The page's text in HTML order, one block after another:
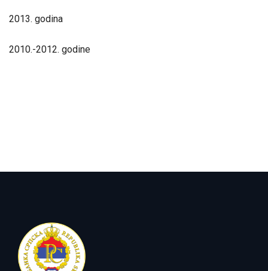
2013. godina
2010.-2012. godine